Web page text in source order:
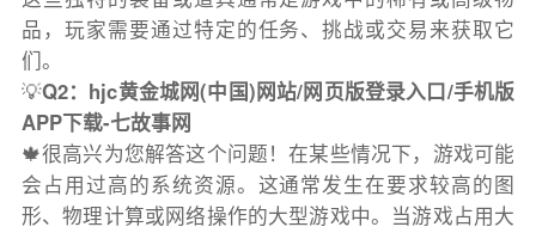
品，玩家需要通过特定的任务、挑战或交易来获取它
们。
💡Q2：hjc黄金城网(中国)网站/网页版登录入口/手机版
APP下载-七故事网
🍁很高兴为您解答这个问题！在某些情况下，游戏可能
会占用过高的系统资源。这通常发生在要求较高的图
形、物理计算或网络操作的大型游戏中。当游戏占用大